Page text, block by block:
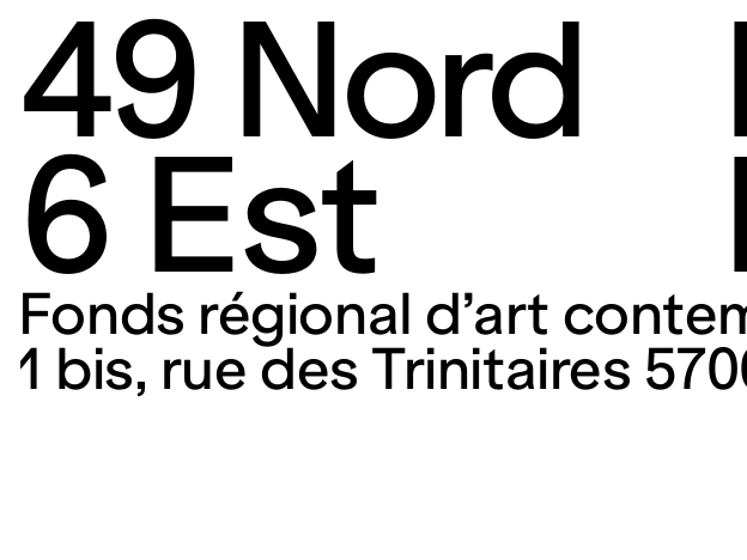
49 Nord
6 Est
Fonds régional d’art
1 bis, rue des Trinitaires